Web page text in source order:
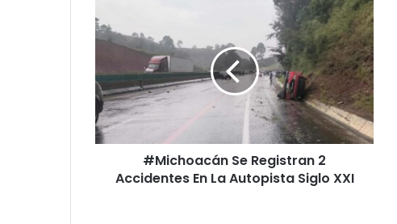
Se
Registran
Accidentes
En
La
Autopista
Siglo
#Michoacán Se Registran 2
Accidentes En La Autopista Siglo XXI